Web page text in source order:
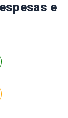
e